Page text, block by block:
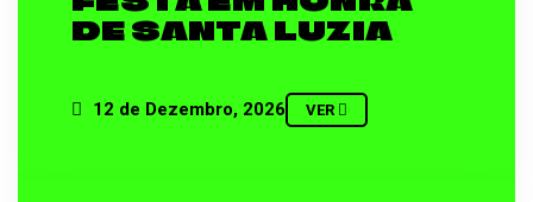
DE SANTA LUZIA
12 de Dezembro, 2026 VER